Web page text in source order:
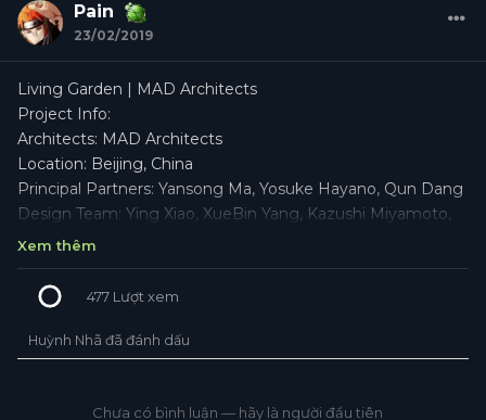
+6
Pain
23/02/2019
Living Garden | MAD Architects
Project Info:
Architects: MAD Architects
Location: Beijing, China
Principal Partners: Yansong Ma, Yosuke Hayano, Qun Dang
Design Team: Ying Xiao, XueBin Yang, Kazushi Miyamoto,
Qiang Yu, Luman Chen
Project Year: 2018
Photographs: Chunhui Zhao, Fangfang Tian, Dongdong
Zhou
Project Name: Living Garden
Xem thêm
477 Lượt xem
Huỳnh Nhã đã đánh dấu